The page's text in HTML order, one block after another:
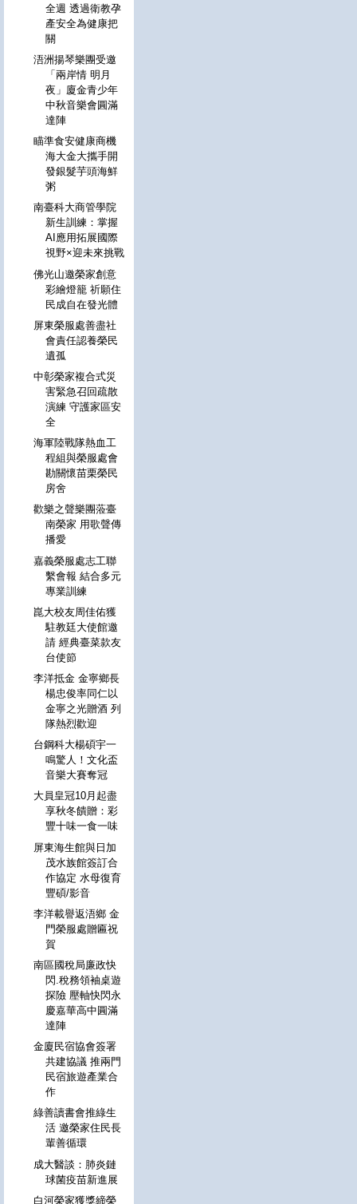
全週 透過衛教孕
產安全為健康把
關
浯洲揚琴樂團受邀
「兩岸情 明月
夜」廈金青少年
中秋音樂會圓滿
達陣
瞄準食安健康商機
海大金大攜手開
發銀髮芋頭海鮮
粥
南臺科大商管學院
新生訓練：掌握
AI應用拓展國際
視野×迎未來挑戰
佛光山邀榮家創意
彩繪燈籠 祈願住
民成自在發光體
屏東榮服處善盡社
會責任認養榮民
遺孤
中彰榮家複合式災
害緊急召回疏散
演練 守護家區安
全
海軍陸戰隊熱血工
程組與榮服處會
勘關懷苗栗榮民
房舍
歡樂之聲樂團蒞臺
南榮家 用歌聲傳
播愛
嘉義榮服處志工聯
繫會報 結合多元
專業訓練
崑大校友周佳佑獲
駐教廷大使館邀
請 經典臺菜款友
台使節
李洋抵金 金寧鄉長
楊忠俊率同仁以
金寧之光贈酒 列
隊熱烈歡迎
台鋼科大楊碩宇一
鳴驚人！文化盃
音樂大賽奪冠
大員皇冠10月起盡
享秋冬饋贈：彩
豐十味一食一味
屏東海生館與日加
茂水族館簽訂合
作協定 水母復育
豐碩/影音
李洋載譽返浯鄉 金
門榮服處贈匾祝
賀
南區國稅局廉政快
閃.稅務領袖桌遊
探險 壓軸快閃永
慶嘉華高中圓滿
達陣
金廈民宿協會簽署
共建協議 推兩門
民宿旅遊產業合
作
綠善讀書會推綠生
活 邀榮家住民長
輩善循環
成大醫談：肺炎鏈
球菌疫苗新進展
白河榮家獲獎締榮